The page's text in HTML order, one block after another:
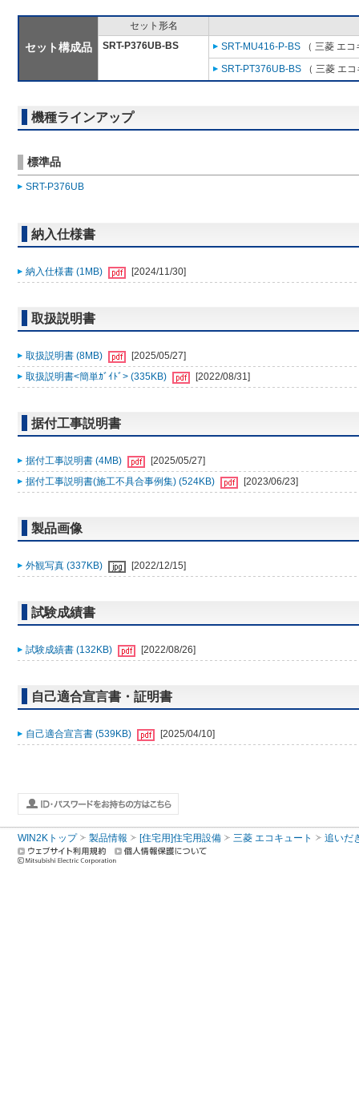
セット構成品
セット形名
SRT-P376UB-BS
SRT-MU416-P-BS （ 三菱 エ
SRT-PT376UB-BS （ 三菱 エ
機種ラインアップ
標準品
SRT-P376UB
納入仕様書
納入仕様書 (1MB) [2024/11/30]
取扱説明書
取扱説明書 (8MB)
[2025/05/27]
取扱説明書<簡単ｶﾞｲﾄﾞ> (335KB)
[2022/08/31]
据付工事説明書
据付工事説明書 (4MB)
[2025/05/27]
据付工事説明書(施工不具合事例集) (524KB)
[2023/06/23]
製品画像
外観写真 (337KB) [2022/12/15]
試験成績書
試験成績書 (132KB) [2022/08/26]
自己適合宣言書・証明書
自己適合宣言書 (539KB) [2025/04/10]
WIN2Kトップ 製品情報 [住宅用]住宅用設備 三菱 エコキュート 追いだ